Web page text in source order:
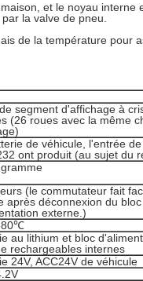
et le noyau interne
la valve de pneu.
de la température pour
segment d'affichage à
(26 roues avec la même
de véhicule, l'entrée de
ont produit (au sujet du
(le commutateur fait
après déconnexion du bloc
externe.)
au lithium et bloc
rechargeables internes
24V, ACC24V de véhicule